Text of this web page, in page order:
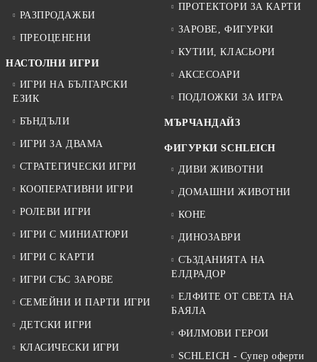
РАЗПРОДАЖБИ
ПРЕОЦЕНЕНИ
НАСТОЛНИ ИГРИ
ИГРИ НА БЪЛГАРСКИ
ЕЗИК
БЪНДЪЛИ
ИГРИ ЗА ДВАМА
СТРАТЕГИЧЕСКИ ИГРИ
КООПЕРАТИВНИ ИГРИ
РОЛЕВИ ИГРИ
ИГРИ С МИНИАТЮРИ
ИГРИ С КАРТИ
ИГРИ СЪС ЗАРОВЕ
СЕМЕЙНИ И ПАРТИ ИГРИ
ДЕТСКИ ИГРИ
КЛАСИЧЕСКИ ИГРИ
ПРОТЕКТОРИ ЗА КАРТИ
ЗАРОВЕ, ФИГУРКИ
КУТИИ, КЛАСЬОРИ
АКСЕСОАРИ
ПОДЛОЖКИ ЗА ИГРА
МЪРЧАНДАЙЗ
ФИГУРКИ SCHLEICH
ДИВИ ЖИВОТНИ
ДОМАШНИ ЖИВОТНИ
КОНЕ
ДИНОЗАВРИ
СЪЗДАНИЯТА НА
ЕЛДРАДОР
ЕЛФИТЕ ОТ СВЕТА НА
БАЯЛА
ФИЛМОВИ ГЕРОИ
SCHLEICH - Супер оферти